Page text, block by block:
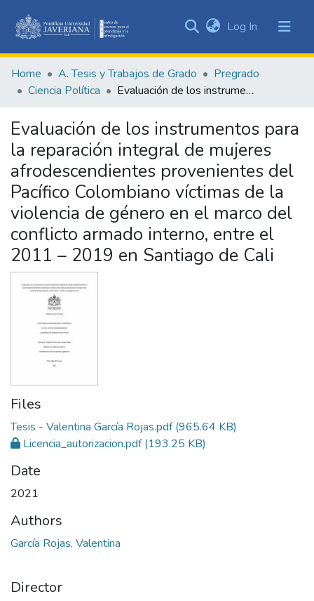
&
Collections
Statistics
Log In (current)
Home A. Tesis y Trabajos de Grado
Pregrado
Ciencia Política
Evaluación de los instrumentos para la reparación integral de mujeres afrodescendientes provenientes del Pacífico Colombiano víctimas de la violencia de género en el marco del conflicto armado interno, entre el 2011 – 2019 en Santiago de Cali
Evaluación de los instrumentos para
la reparación integral de mujeres
afrodescendientes provenientes del
Pacífico Colombiano víctimas de la
violencia de género en el marco del
conflicto armado interno, entre el
2011 – 2019 en Santiago de Cali
Files
Tesis - Valentina García Rojas.pdf(965.64 KB)
Licencia_autorizacion.pdf(193.25 KB)
Date
2021
Authors
García Rojas, Valentina
Director